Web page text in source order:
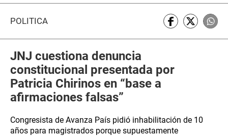
POLÍTICA
JNJ cuestiona denuncia
constitucional presentada por
Patricia Chirinos en “base a
afirmaciones falsas”
Congresista de Avanza País pidió inhabilitación de 10
años para magistrados porque supuestamente